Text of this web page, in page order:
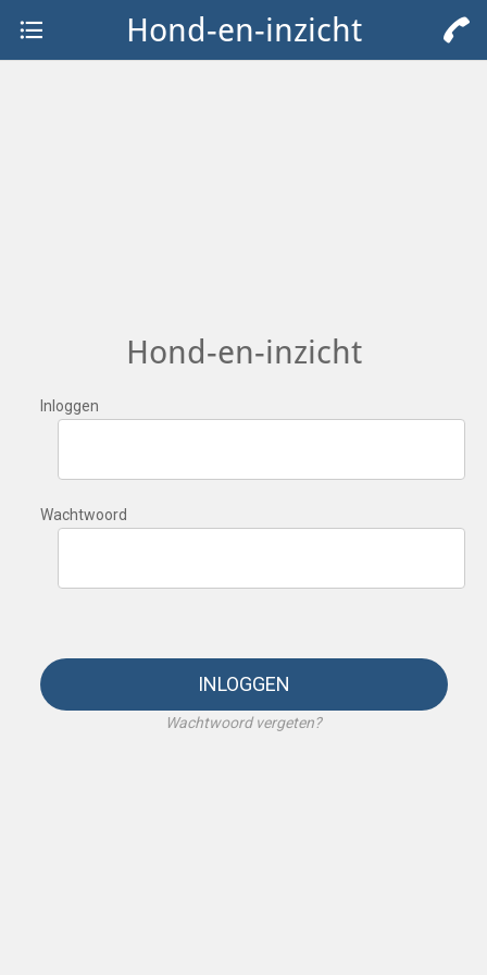
Hond-en-inzicht
Hond-en-inzicht
Inloggen
Wachtwoord
INLOGGEN
Wachtwoord vergeten?